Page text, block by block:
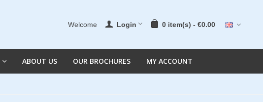
Welcome Login 0 item(s) - €0.00
ABOUT US OUR BROCHURES MY ACCOUNT